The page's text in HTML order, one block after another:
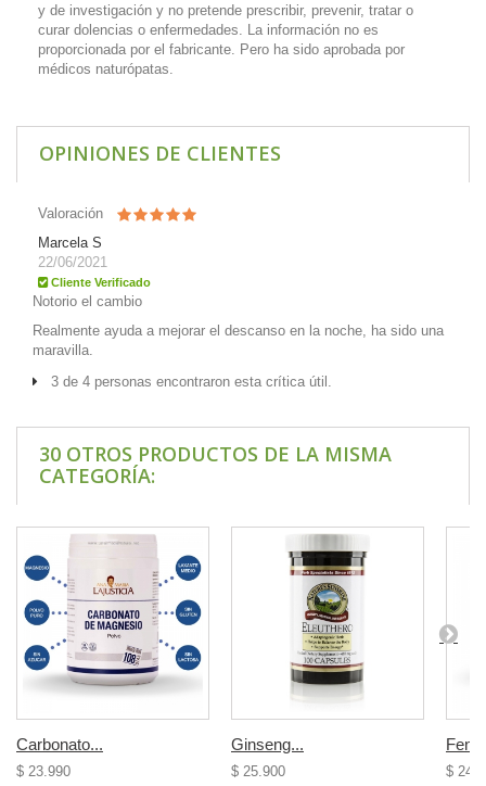
y de investigación y no pretende prescribir, prevenir, tratar o
curar dolencias o enfermedades. La información no es
proporcionada por el fabricante. Pero ha sido aprobada por
médicos naturópatas.
OPINIONES DE CLIENTES
Valoración
Marcela S
22/06/2021
Cliente Verificado
Notorio el cambio
Realmente ayuda a mejorar el descanso en la noche, ha sido una
maravilla.
3 de 4 personas encontraron esta crítica útil.
30 OTROS PRODUCTOS DE LA MISMA
CATEGORÍA:
Carbonato...
$ 23.990
Ginseng...
$ 25.900 $